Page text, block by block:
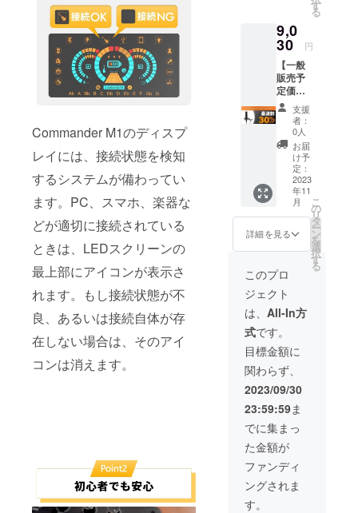
Commander M1のディスプ
レイには、接続状態を検知
するシステムが備わってい
ます。PC、スマホ、楽器な
どが適切に接続されている
ときは、LEDスクリーンの
最上部にアイコンが表示さ
れます。もし接続状態が不
良、あるいは接続自体が存
在しない場合は、そのアイ
コンは消えます。
使用部
材の供
給状
況、製
造工程
上の都
合等に
より出
荷時期
が遅れ
る場合
があり
ます。
販売予
定価格
より下
がる可
能性も
ござい
ます。
※デザイ
ン・仕
様は変
更にな
る可能
性もご
ざいま
す。ご
ださ
い。 ※
状況、
使用部
材の供
給状
造工程
上の都
合等に
より出
荷時期
が遅れ
る場合
があり
ます。
ショッ
クマウ
ント×1
・マイ
ク
フォー
ムカ
バー×1
・ヘッ
ドホン
様のご
支援に
より量
産効率
が向上
した場
価格が
定価格
より下
がる可
能性も
ござい
ます。
※デザイ
ン・仕
更にな
る可能
性もご
ざいま
す。ご
了承く
ださ
ケーブ
ル×2 ・
USB-C
データ/
充電
ケーブ
ル×2 ・
フック&
ループ
×5 ・
STU1+1
マイク
×1 ・
XLR-
XLR
ケーブ
ル×1 ・
×1 ・
ショッ
クマウ
ント×1
・マイ
ク
フォー
ムカ
バー×1
・ヘッ
ドホン
×1 ※皆
様のご
支援に
より量
産効率
が向上
した場
す
る
9,0
30 円
【一般
販売予
定価格
12,900
円の
30%オ
フ】(税
込・送
料無料)
・STU1
マイク
×1 ・
3.5mm
TRS-
XLR
ケーブ
ル×1 ・
マイク
アーム
×1 ・
ショッ
クマウ
ント×1
・マイ
ク
フォー
ムカ
バー×1
・フッ
ク&ルー
プ×2 ※
この商
品はオ
プショ
支援
者：
0人
お届
け予
定：
2023
年11
月
詳細を見る
こ
の
リ
タ
ー
ン
を
選
択
す
る
このプロ
ジェクト
は、 All-In方
式です。
目標金額に
関わらず、
2023/09/30
23:59:59ま
でに集まっ
た金額が
ファンディ
ングされま
す。